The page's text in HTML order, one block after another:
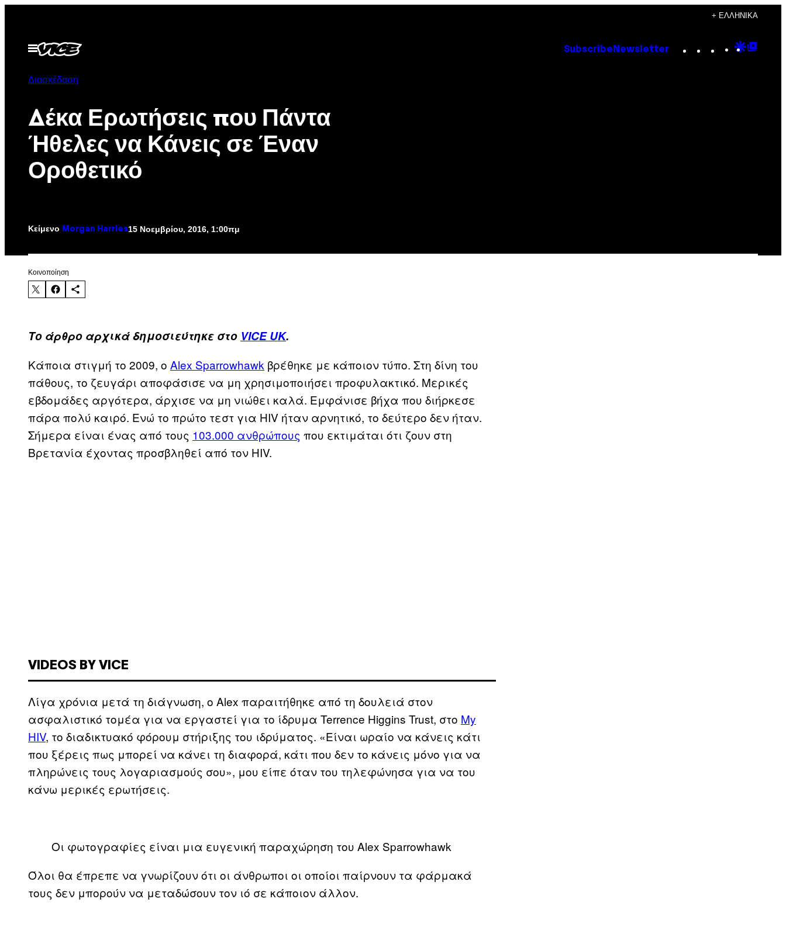
περιεχόμενο
+ ΕΛΛΗΝΙΚΆ
Ανοίξτε
το
Subscribe Newsletter Instagram
TikTok
YouTube
Google
Διασκέδαση
Δέκα Ερωτήσεις που Πάντα
Ήθελες να Κάνεις σε Έναν
Οροθετικό
Κείμενο Morgan Harries15 Νοεμβρίου, 2016, 1:00πμ
Kοινοποίηση
Το άρθρο αρχικά δημοσιεύτηκε στο VICE UK.
Κάποια στιγμή το 2009, ο Alex Sparrowhawk βρέθηκε με κάποιον τύπο. Στη δίνη του
πάθους, το ζευγάρι αποφάσισε να μη χρησιμοποιήσει προφυλακτικό. Μερικές
εβδομάδες αργότερα, άρχισε να μη νιώθει καλά. Εμφάνισε βήχα που διήρκεσε
πάρα πολύ καιρό. Ενώ το πρώτο τεστ για HIV ήταν αρνητικό, το δεύτερο δεν ήταν.
Σήμερα είναι ένας από τους 103.000 ανθρώπους που εκτιμάται ότι ζουν στη
Βρετανία έχοντας προσβληθεί από τον HIV.
VIDEOS BY VICE
Λίγα χρόνια μετά τη διάγνωση, ο Alex παραιτήθηκε από τη δουλειά στον
ασφαλιστικό τομέα για να εργαστεί για το ίδρυμα Terrence Higgins Trust, στο My
HIV, το διαδικτυακό φόρουμ στήριξης του ιδρύματος. «Είναι ωραίο να κάνεις κάτι
που ξέρεις πως μπορεί να κάνει τη διαφορά, κάτι που δεν το κάνεις μόνο για να
πληρώνεις τους λογαριασμούς σου», μου είπε όταν του τηλεφώνησα για να του
κάνω μερικές ερωτήσεις.
Οι φωτογραφίες είναι μια ευγενική παραχώρηση του Alex Sparrowhawk
Όλοι θα έπρεπε να γνωρίζουν ότι οι άνθρωποι οι οποίοι παίρνουν τα φάρμακά
τους δεν μπορούν να μεταδώσουν τον ιό σε κάποιον άλλον.